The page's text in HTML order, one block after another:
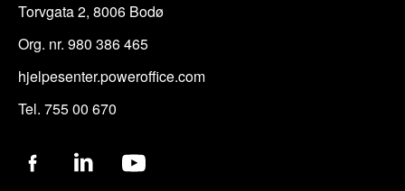
Torvgata 2, 8006 Bodø
Org. nr. 980 386 465
hjelpesenter.poweroffice.com
Tel. 755 00 670